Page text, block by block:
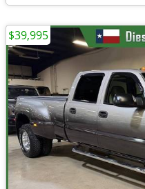
$39,995